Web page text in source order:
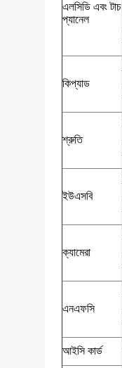
এলসিডি এবং টাচ
প্যানেল
কিপ্যাড
শ্রুতি
ইউএসবি
ক্যামেরা
এনএফসি
আইসি কার্ড